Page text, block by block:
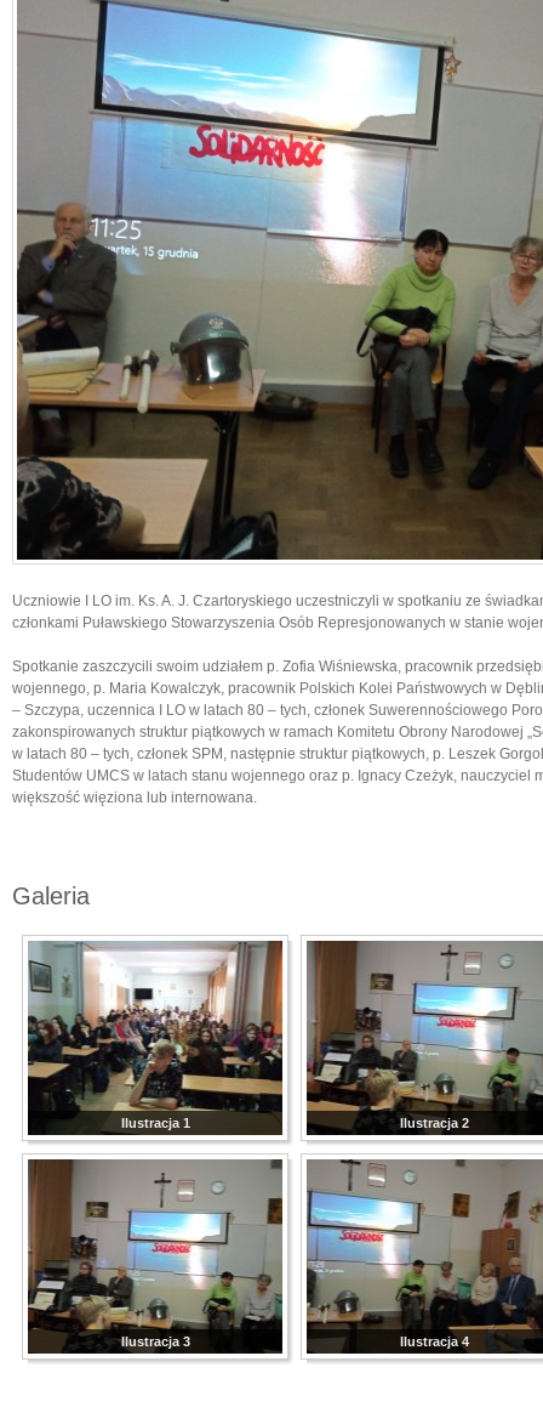
Uczniowie I LO im. Ks. A. J. Czartoryskiego uczestniczyli w spotkaniu ze
członkami Puławskiego Stowarzyszenia Osób Represjonowanych w stanie
Spotkanie zaszczycili swoim udziałem p. Zofia Wiśniewska, pracownik
wojennego, p. Maria Kowalczyk, pracownik Polskich Kolei Państwowych w
– Szczypa, uczennica I LO w latach 80 – tych, członek Suwerennościowego
zakonspirowanych struktur piątkowych w ramach Komitetu Obrony Narodowej
w latach 80 – tych, członek SPM, następnie struktur piątkowych, p. Leszek
Studentów UMCS w latach stanu wojennego oraz p. Ignacy Czeżyk, nauczyciel
większość więziona lub internowana.
Galeria
Ilustracja 1 Ilustracja 2
Ilustracja 3 Ilustracja 4